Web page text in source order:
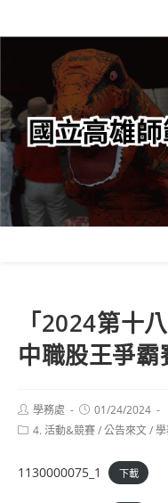
轉
要
內
容
「2024第十
中職股王爭霸
Post
author:
學務處
Post
published:
01/24/2024
Post4. 活動&競賽/公告來文/
1130000075_1 下載